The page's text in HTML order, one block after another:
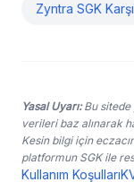
Zyntra SGK
Yasal Uyarı:Bu sitede
verileri baz alınarak
Kesin bilgi için
platformun SGK ile
Kullanım Koşulları